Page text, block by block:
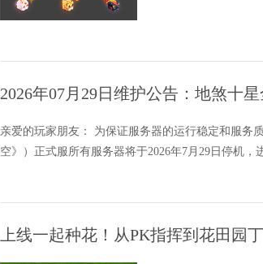
2026年07月29日维护公告：地煞十
亲爱的玩家朋友： 为保证服务器的运行稳定和服务
空》）正式服所有服务器将于2026年7月29日停机，
上线一起种花！从PK指挥到花田园